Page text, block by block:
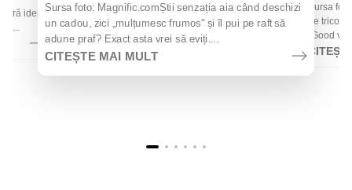
idei
Sursa foto: Magnific.comȘtii senzația aia când deschizi
un cadou, zici „mulțumesc frumos" și îl pui pe raft să
adune praf? Exact asta vrei să eviți....
CITEȘTE MAI MULT
Sursa
de
„Good